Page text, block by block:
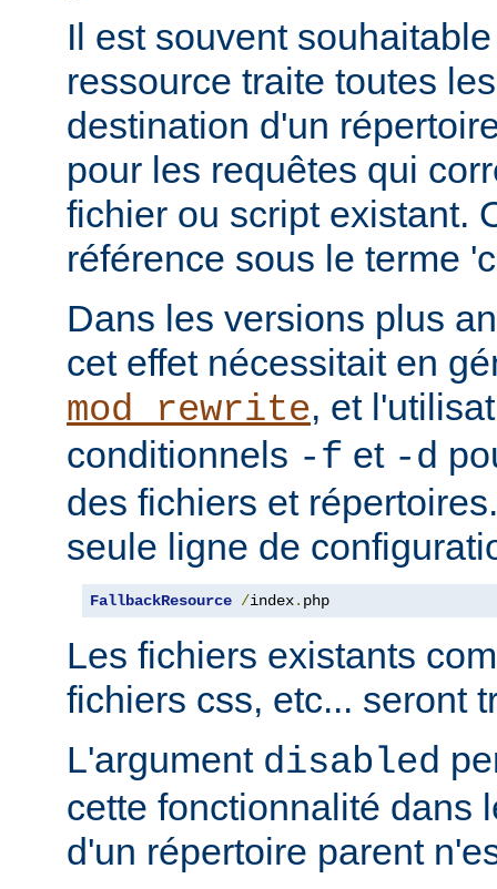
Il est souvent
ressource traite toutes
destination d'un
pour les requêtes qui
fichier ou script existant.
référence sous le terme
Dans les versions plus
cet effet nécessitait en
mod_rewrite, et
conditionnels -f et -d
des fichiers et
seule ligne de
FallbackResource /index. php
Les fichiers existants
fichiers css, etc... seront
L'argument disabled
cette fonctionnalité dans
d'un répertoire parent